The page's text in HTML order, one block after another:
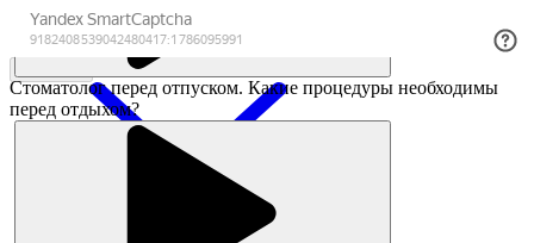
Стоматолог перед отпуском. Какие процедуры необходимы
перед отдыхом?